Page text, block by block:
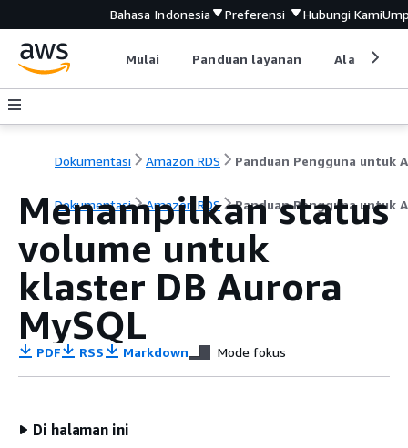
Bahasa Indonesia Preferensi Hubungi Kami
Mulai Panduan layanan Alat
Dokumentasi Amazon RDS
Dokumentasi Amazon RDS Panduan Pengguna untuk
Menampilkan status
volume untuk
klaster DB Aurora
MySQL
PDF RSS Markdown Mode fokus
Di halaman ini